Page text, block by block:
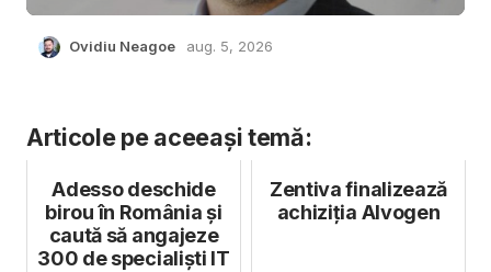
Ovidiu Neagoe aug. 5, 2026
Articole pe aceeași temă:
Adesso deschide
birou în România și
caută să angajeze
300 de specialiști IT
Zentiva finalizează
achiziția Alvogen